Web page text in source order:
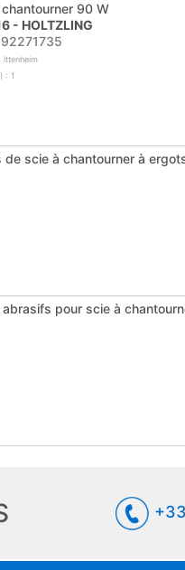
90 W
- HOLTZLING
Ittenheim
: 1
de scie à chantourner à
pour scie à